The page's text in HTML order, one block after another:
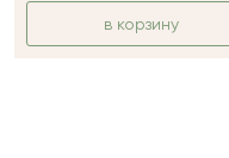
в корзину